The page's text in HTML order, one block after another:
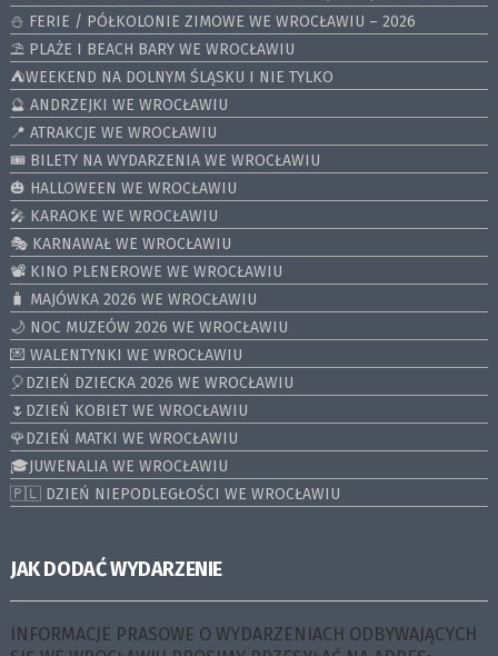
⛄️ FERIE / PÓŁKOLONIE ZIMOWE WE WROCŁAWIU – 2026
⛱️ PLAŻE I BEACH BARY WE WROCŁAWIU
⛺️WEEKEND NA DOLNYM ŚLĄSKU I NIE TYLKO
🔮 ANDRZEJKI WE WROCŁAWIU
📍 ATRAKCJE WE WROCŁAWIU
🎟️ BILETY NA WYDARZENIA WE WROCŁAWIU
🎃 HALLOWEEN WE WROCŁAWIU
🎤 KARAOKE WE WROCŁAWIU
🎭 KARNAWAŁ WE WROCŁAWIU
📽️ KINO PLENEROWE WE WROCŁAWIU
🧳 MAJÓWKA 2026 WE WROCŁAWIU
🌙 NOC MUZEÓW 2026 WE WROCŁAWIU
💌 WALENTYNKI WE WROCŁAWIU
🎈DZIEŃ DZIECKA 2026 WE WROCŁAWIU
🌷DZIEŃ KOBIET WE WROCŁAWIU
🌹DZIEŃ MATKI WE WROCŁAWIU
🎓JUWENALIA WE WROCŁAWIU
🇵🇱 DZIEŃ NIEPODLEGŁOŚCI WE WROCŁAWIU
JAK DODAĆ WYDARZENIE
INFORMACJE PRASOWE O WYDARZENIACH ODBYWAJĄCYCH